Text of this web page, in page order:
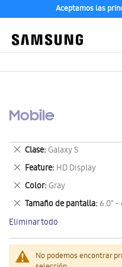
Aceptamos las
Mobile
No podemos encontrar
Clase Galaxy S
Eliminar
este
artículo
Feature HD Display
Eliminar
este
artículo
Color Gray
Eliminar
este
artículo
Tamaño de pantalla 6.0" -
Eliminar
este
artículo
Eliminar todo